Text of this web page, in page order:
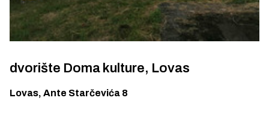
dvorište Doma kulture, Lovas
Lovas, Ante Starčevića 8